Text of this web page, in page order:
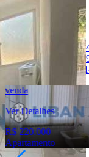
(14)
Telefone:
WhatsApp:
venda
Ver Detalhes
R$ 220.000
Apartamento